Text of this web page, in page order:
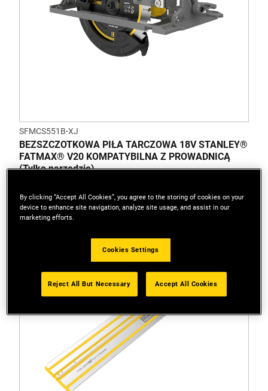
SFMCS551B-XJ
BEZSZCZOTKOWA PIŁA TARCZOWA 18V STANLEY®
FATMAX® V20 KOMPATYBILNA Z PROWADNICĄ
(Tylko narzędzie)
By clicking “Accept All Cookies”, you agree to the storing of cookies on your
device to enhance site navigation, analyze site usage, and assist in our
marketing efforts.
Cookies Settings
Reject All But Necessary Accept All Cookies